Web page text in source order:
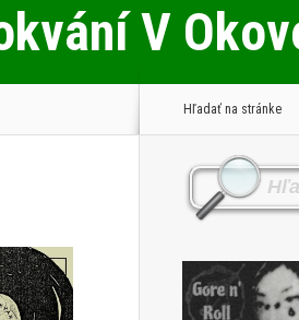
V
Hľadať na stránke